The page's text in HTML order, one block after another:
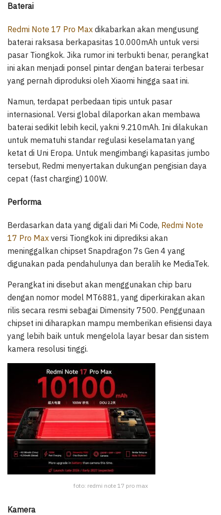
Baterai
Redmi Note 17 Pro Max dikabarkan akan mengusung
baterai raksasa berkapasitas 10.000mAh untuk versi
pasar Tiongkok. Jika rumor ini terbukti benar, perangkat
ini akan menjadi ponsel pintar dengan baterai terbesar
yang pernah diproduksi oleh Xiaomi hingga saat ini.
Namun, terdapat perbedaan tipis untuk pasar
internasional. Versi global dilaporkan akan membawa
baterai sedikit lebih kecil, yakni 9.210mAh. Ini dilakukan
untuk mematuhi standar regulasi keselamatan yang
ketat di Uni Eropa. Untuk mengimbangi kapasitas jumbo
tersebut, Redmi menyertakan dukungan pengisian daya
cepat (fast charging) 100W.
Performa
Berdasarkan data yang digali dari Mi Code, Redmi Note
17 Pro Max versi Tiongkok ini diprediksi akan
meninggalkan chipset Snapdragon 7s Gen 4 yang
digunakan pada pendahulunya dan beralih ke MediaTek.
Perangkat ini disebut akan menggunakan chip baru
dengan nomor model MT6881, yang diperkirakan akan
rilis secara resmi sebagai Dimensity 7500. Penggunaan
chipset ini diharapkan mampu memberikan efisiensi daya
yang lebih baik untuk mengelola layar besar dan sistem
kamera resolusi tinggi.
foto: redmi note 17 pro max
Kamera